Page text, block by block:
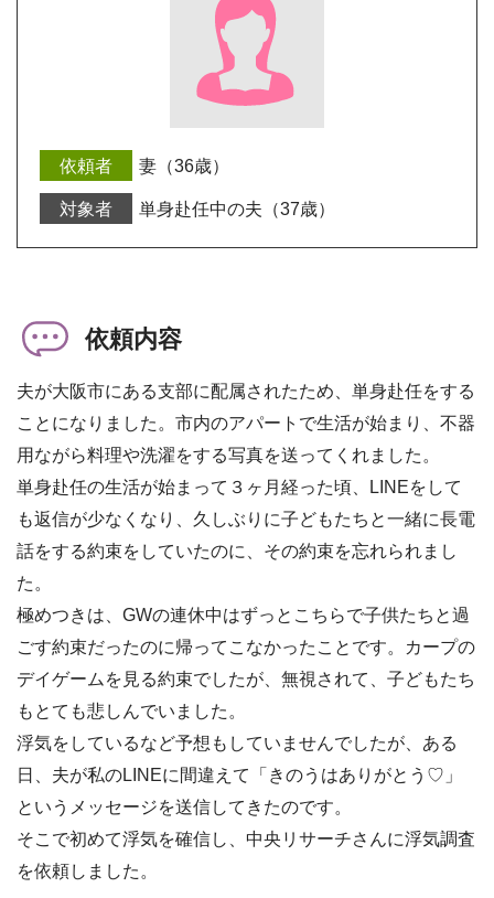
妻（36歳）
単身赴任中の夫（37歳）
依頼内容
夫が大阪市にある支部に配属されたため、単身赴任をする
ことになりました。市内のアパートで生活が始まり、不器
用ながら料理や洗濯をする写真を送ってくれました。
単身赴任の生活が始まって３ヶ月経った頃、LINEをして
も返信が少なくなり、久しぶりに子どもたちと一緒に長電
話をする約束をしていたのに、その約束を忘れられまし
た。
極めつきは、GWの連休中はずっとこちらで子供たちと過
ごす約束だったのに帰ってこなかったことです。カープの
デイゲームを見る約束でしたが、無視されて、子どもたち
もとても悲しんでいました。
浮気をしているなど予想もしていませんでしたが、ある
日、夫が私のLINEに間違えて「きのうはありがとう♡」
というメッセージを送信してきたのです。
そこで初めて浮気を確信し、中央リサーチさんに浮気調査
を依頼しました。